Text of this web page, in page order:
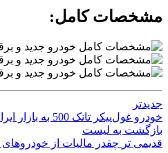
مشخصات کامل:
جدیدتر
خودرو غول‌پیکر تانک 500 به بازار ایران می‌آید
بازگشت به لیست
قدیمی تر چقدر مالیات از